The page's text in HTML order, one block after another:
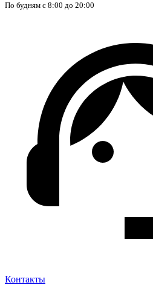
По будням с 8:00 до 20:00
Контакты